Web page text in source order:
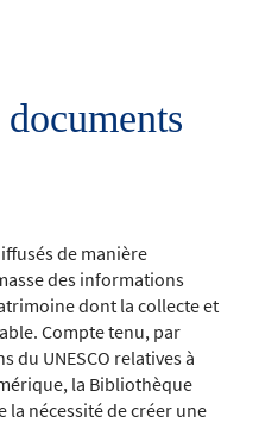
de manière
des informations
dont la collecte et
Compte tenu, par
du UNESCO relatives à
la Bibliothèque
la nécessité de créer une